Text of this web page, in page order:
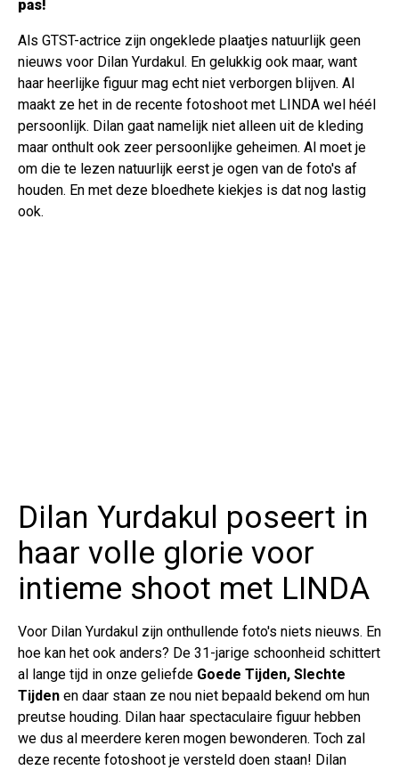
pas!
Als GTST-actrice zijn ongeklede plaatjes natuurlijk geen
nieuws voor Dilan Yurdakul. En gelukkig ook maar, want
haar heerlijke figuur mag echt niet verborgen blijven. Al
maakt ze het in de recente fotoshoot met LINDA wel héél
persoonlijk. Dilan gaat namelijk niet alleen uit de kleding
maar onthult ook zeer persoonlijke geheimen. Al moet je
om die te lezen natuurlijk eerst je ogen van de foto's af
houden. En met deze bloedhete kiekjes is dat nog lastig
ook.
Dilan Yurdakul poseert in
haar volle glorie voor
intieme shoot met LINDA
Voor Dilan Yurdakul zijn onthullende foto's niets nieuws. En
hoe kan het ook anders? De 31-jarige schoonheid schittert
al lange tijd in onze geliefde Goede Tijden, Slechte
Tijden en daar staan ze nou niet bepaald bekend om hun
preutse houding. Dilan haar spectaculaire figuur hebben
we dus al meerdere keren mogen bewonderen. Toch zal
deze recente fotoshoot je versteld doen staan! Dilan